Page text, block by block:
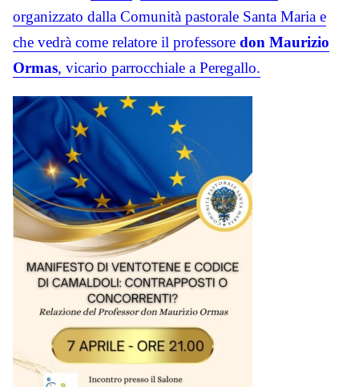
organizzato dalla Comunità pastorale Santa Maria e
che vedrà come relatore il professore don Maurizio
Ormas, vicario parrocchiale a Peregallo.